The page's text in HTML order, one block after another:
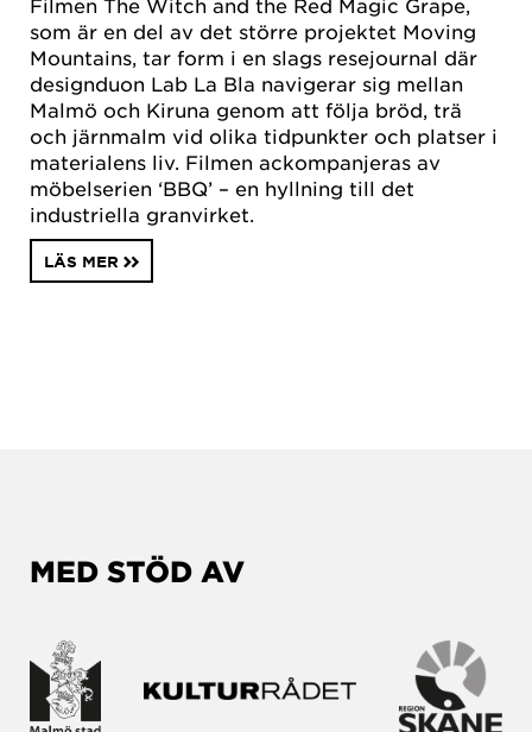
Filmen The Witch and the Red Magic Grape,
som är en del av det större projektet Moving
Mountains, tar form i en slags resejournal där
designduon Lab La Bla navigerar sig mellan
Malmö och Kiruna genom att följa bröd, trä
och järnmalm vid olika tidpunkter och platser i
materialens liv. Filmen ackompanjeras av
möbelserien ‘BBQ’ – en hyllning till det
industriella granvirket.
LÄS MER
MED STÖD AV